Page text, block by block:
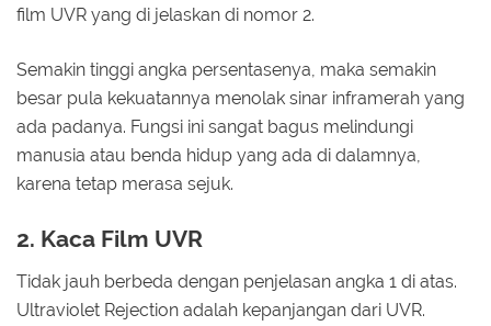
film UVR yang di jelaskan di nomor 2.
Semakin tinggi angka persentasenya, maka semakin
besar pula kekuatannya menolak sinar inframerah yang
ada padanya. Fungsi ini sangat bagus melindungi
manusia atau benda hidup yang ada di dalamnya,
karena tetap merasa sejuk.
2. Kaca Film UVR
Tidak jauh berbeda dengan penjelasan angka 1 di atas.
Ultraviolet Rejection adalah kepanjangan dari UVR.